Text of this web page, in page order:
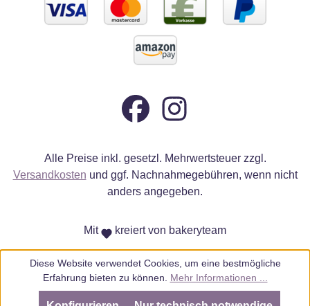
Alle Preise inkl. gesetzl. Mehrwertsteuer zzgl.
Versandkosten und ggf. Nachnahmegebühren, wenn nicht
anders angegeben.
Mit kreiert von bakeryteam
Diese Website verwendet Cookies, um eine bestmögliche
Erfahrung bieten zu können. Mehr Informationen ...